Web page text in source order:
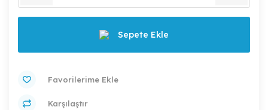
Sepete Ekle
Karşılaştır